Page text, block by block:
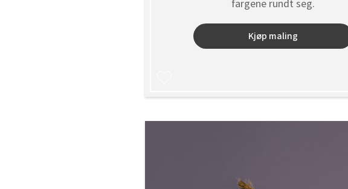
fargene rundt seg.
Kjøp maling